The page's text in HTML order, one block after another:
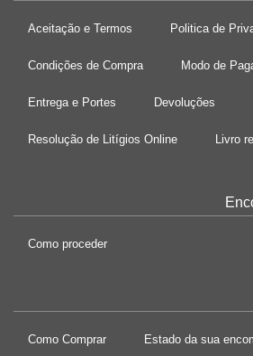
Aceitação e Termos Politica de
Condições de Compra Modo de
Entrega e Portes Devoluções
Resolução de Litígios Online Livro
Como proceder
Como Comprar Estado da sua